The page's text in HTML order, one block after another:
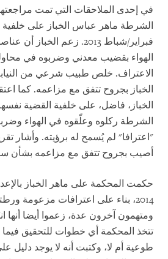
في إحدى الملاحقات التي تمت مراجعتها
الشرطة ماهر عباس الخباز على
فبراير/شباط 2013. زعم
الهواء بقضيب معدني وضربوه في
الاعتراف. خلص طبيب شرعي من
الخباز بجروح تتفق مع مزاعمه. كما
الخباز، فاضل، على خلفية القضية
الشرطة ركلوه وعلّقوه في الهواء
"اعترافا" لم يُسمح له برؤيته. وأشار
أصيب بجروح تتفق مع مزاعمه بشأن
حكمت المحكمة على ماهر الخباز
2014، بناء على اعترافات مزعومة
ومتهمون آخرون عدة، زعموا أيضا أنها
تتخذ المحكمة أي خطوات للتحقيق فيما
طوعية أم لا، وكتبت أنه لا يوجد دليل